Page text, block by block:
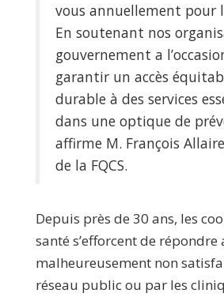
vous annuellement pour
En soutenant nos
gouvernement a
garantir un accès
durable à des services
dans une optique de
affirme M. François
de la FQCS.
Depuis près de 30 ans, les
santé s’efforcent de répondre
malheureusement non
réseau public ou par les